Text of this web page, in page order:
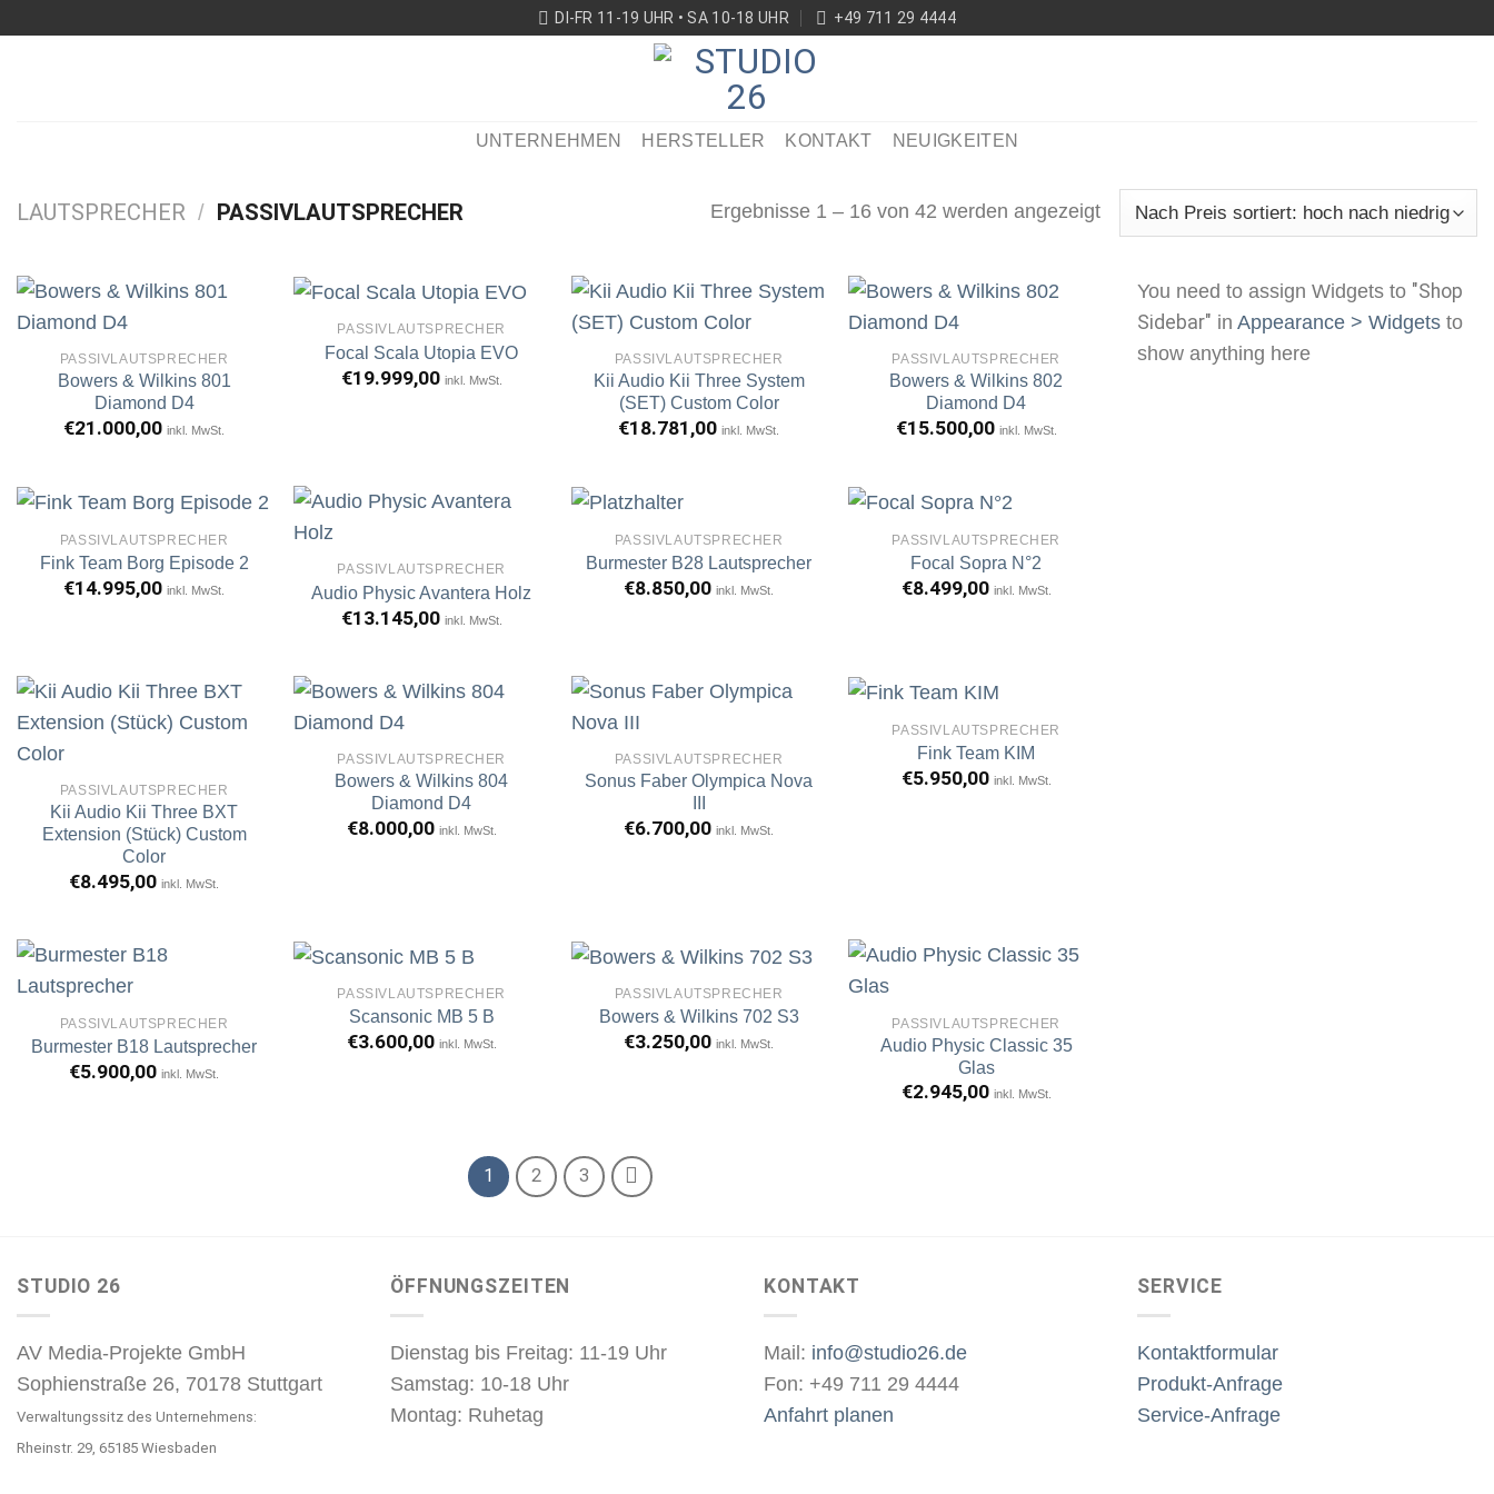
DI-FR 11-19 UHR • SA 10-18 UHR +49 711 29 4444
UNTERNEHMEN HERSTELLER KONTAKT NEUIGKEITEN
LAUTSPRECHER / PASSIVLAUTSPRECHER Ergebnisse 1 – 16 von 42 werden angezeigt
Artikel
PASSIVLAUTSPRECHER
Bowers & Wilkins 801
Diamond D4
€21.000,00 inkl. MwSt.
Artikel
PASSIVLAUTSPRECHER
Focal Scala Utopia EVO
€19.999,00 inkl. MwSt.
Artikel
merken
PASSIVLAUTSPRECHER
Kii Audio Kii Three System
(SET) Custom Color
€18.781,00 inkl. MwSt.
Artikel
PASSIVLAUTSPRECHER
Bowers & Wilkins 802
Diamond D4
€15.500,00 inkl. MwSt.
Artikel
PASSIVLAUTSPRECHER
Fink Team Borg Episode 2
€14.995,00 inkl. MwSt.
Artikel
PASSIVLAUTSPRECHER
Audio Physic Avantera Holz
€13.145,00 inkl. MwSt.
Artikel
PASSIVLAUTSPRECHER
Burmester B28 Lautsprecher
€8.850,00 inkl. MwSt.
Artikel
PASSIVLAUTSPRECHER
Focal Sopra N°2
€8.499,00 inkl. MwSt.
Artikel
merken
PASSIVLAUTSPRECHER
Kii Audio Kii Three BXT
Extension (Stück) Custom
Color
€8.495,00 inkl. MwSt.
Artikel
PASSIVLAUTSPRECHER
Bowers & Wilkins 804
Diamond D4
€8.000,00 inkl. MwSt.
Artikel
PASSIVLAUTSPRECHER
Sonus Faber Olympica Nova
€6.700,00 inkl. MwSt.
Artikel
PASSIVLAUTSPRECHER
Fink Team KIM
€5.950,00 inkl. MwSt.
Artikel
PASSIVLAUTSPRECHER
Burmester B18 Lautsprecher
€5.900,00 inkl. MwSt.
Artikel
PASSIVLAUTSPRECHER
Scansonic MB 5 B
€3.600,00 inkl. MwSt.
Artikel
PASSIVLAUTSPRECHER
Bowers & Wilkins 702 S3
€3.250,00 inkl. MwSt.
Artikel
PASSIVLAUTSPRECHER
Audio Physic Classic 35
Glas
€2.945,00 inkl. MwSt.
1 2 3
You need to assign Widgets to "Shop
Sidebar" in Appearance > Widgets to
show anything here
STUDIO 26
AV Media-Projekte GmbH
Sophienstraße 26, 70178 Stuttgart
Verwaltungssitz des Unternehmens:
Rheinstr. 29, 65185 Wiesbaden
ÖFFNUNGSZEITEN
Dienstag bis Freitag: 11-19 Uhr
Samstag: 10-18 Uhr
Montag: Ruhetag
KONTAKT
Mail: info@studio26.de
Fon: +49 711 29 4444
Anfahrt planen
SERVICE
Kontaktformular
Produkt-Anfrage
Service-Anfrage